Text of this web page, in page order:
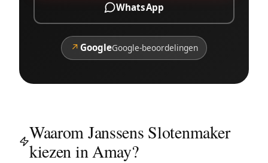
WhatsApp
↗ GoogleGoogle-beoordelingen
Waarom Janssens Slotenmaker
kiezen in Amay?